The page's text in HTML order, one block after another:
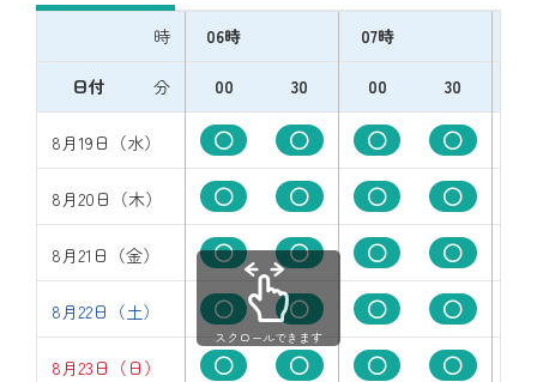
時 06時 07時
日付 分 00 30 00 30
8月19日（水）
8月20日（木）
8月21日（金）
8月22日（土）
8月23日（日）
スクロールできます